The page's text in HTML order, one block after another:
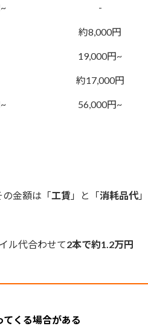
-
約8,000円
19,000円~
約17,000円
56,000円~
金額は「工賃 」と「消耗品代 」
ル代合わせて2本で約1.2万円
くる場合がある